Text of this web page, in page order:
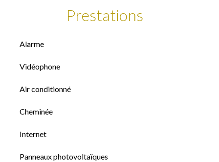
Prestations
Alarme
Vidéophone
Air conditionné
Cheminée
Internet
Panneaux photovoltaïques